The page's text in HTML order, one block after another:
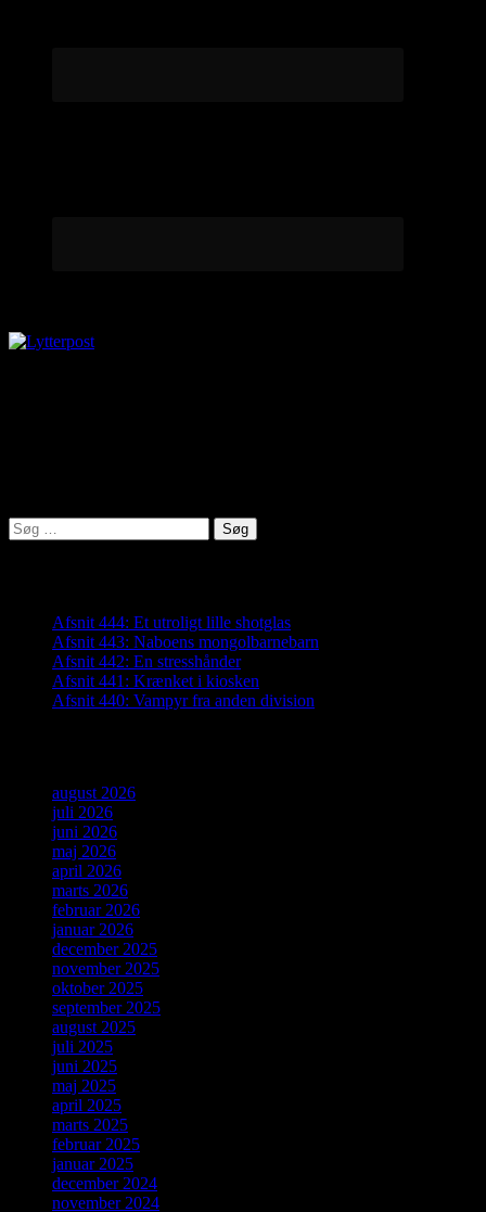
Søg
efter:
Afsnit 444: Et utroligt lille shotglas
Afsnit 443: Naboens mongolbarnebarn
Afsnit 442: En stresshånder
Afsnit 441: Krænket i kiosken
Afsnit 440: Vampyr fra anden division
august 2026
juli 2026
juni 2026
maj 2026
april 2026
marts 2026
februar 2026
januar 2026
december 2025
november 2025
oktober 2025
september 2025
august 2025
juli 2025
juni 2025
maj 2025
april 2025
marts 2025
februar 2025
januar 2025
december 2024
november 2024